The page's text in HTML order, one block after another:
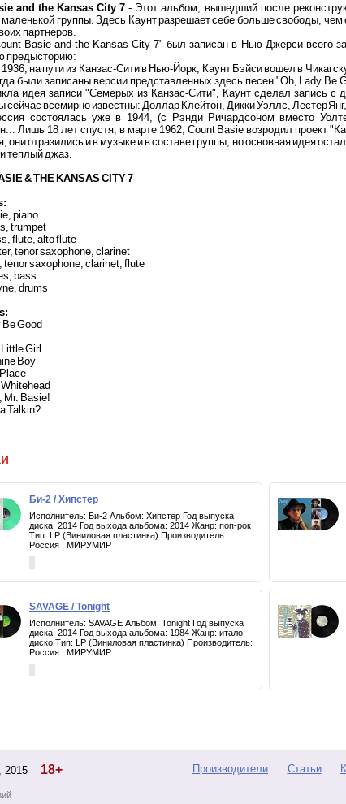
and the Kansas City 7 - Этот альбом, вышедший после
маленькой группы. Здесь Каунт разрешает себе больше свободы,
партнеров.
Basie and the Kansas City 7" был записан в Нью-Джерси всего
предысторию:
1936, на пути из Канзас-Сити в Нью-Йорк, Каунт Бэйси вошел в
были записаны версии представленных здесь песен "Oh, Lady Be
идея записи "Семерых из Канзас-Сити", Каунт сделал запись с
сейчас всемирно известны: Доллар Клейтон, Дикки Уэллс, Лестер
состоялась уже в 1944, (с Рэнди Ричардсоном вместо
Лишь 18 лет спустя, в марте 1962, Count Basie возродил проект
они отразились и в музыке и в составе группы, но основная идея
теплый джаз.
& THE KANSAS CITY 7
piano
trumpet
flute, alto flute
tenor saxophone, clarinet
tenor saxophone, clarinet, flute
bass
drums
Be Good
Girl
Boy
Mr. Basie!
Talkin?
Би-2 / Хипстер
Исполнитель: Би-2 Альбом: Хипстер Год выпуска
диска: 2014 Год выхода альбома: 2014 Жанр: поп-рок
Тип: LP (Виниловая пластинка) Производитель:
Россия | МИРУМИР
SAVAGE / Tonight
Исполнитель: SAVAGE Альбом: Tonight Год выпуска
диска: 2014 Год выхода альбома: 1984 Жанр: итало-
диско Тип: LP (Виниловая пластинка) Производитель:
Россия | МИРУМИР
2015 18+ Производители Статьи